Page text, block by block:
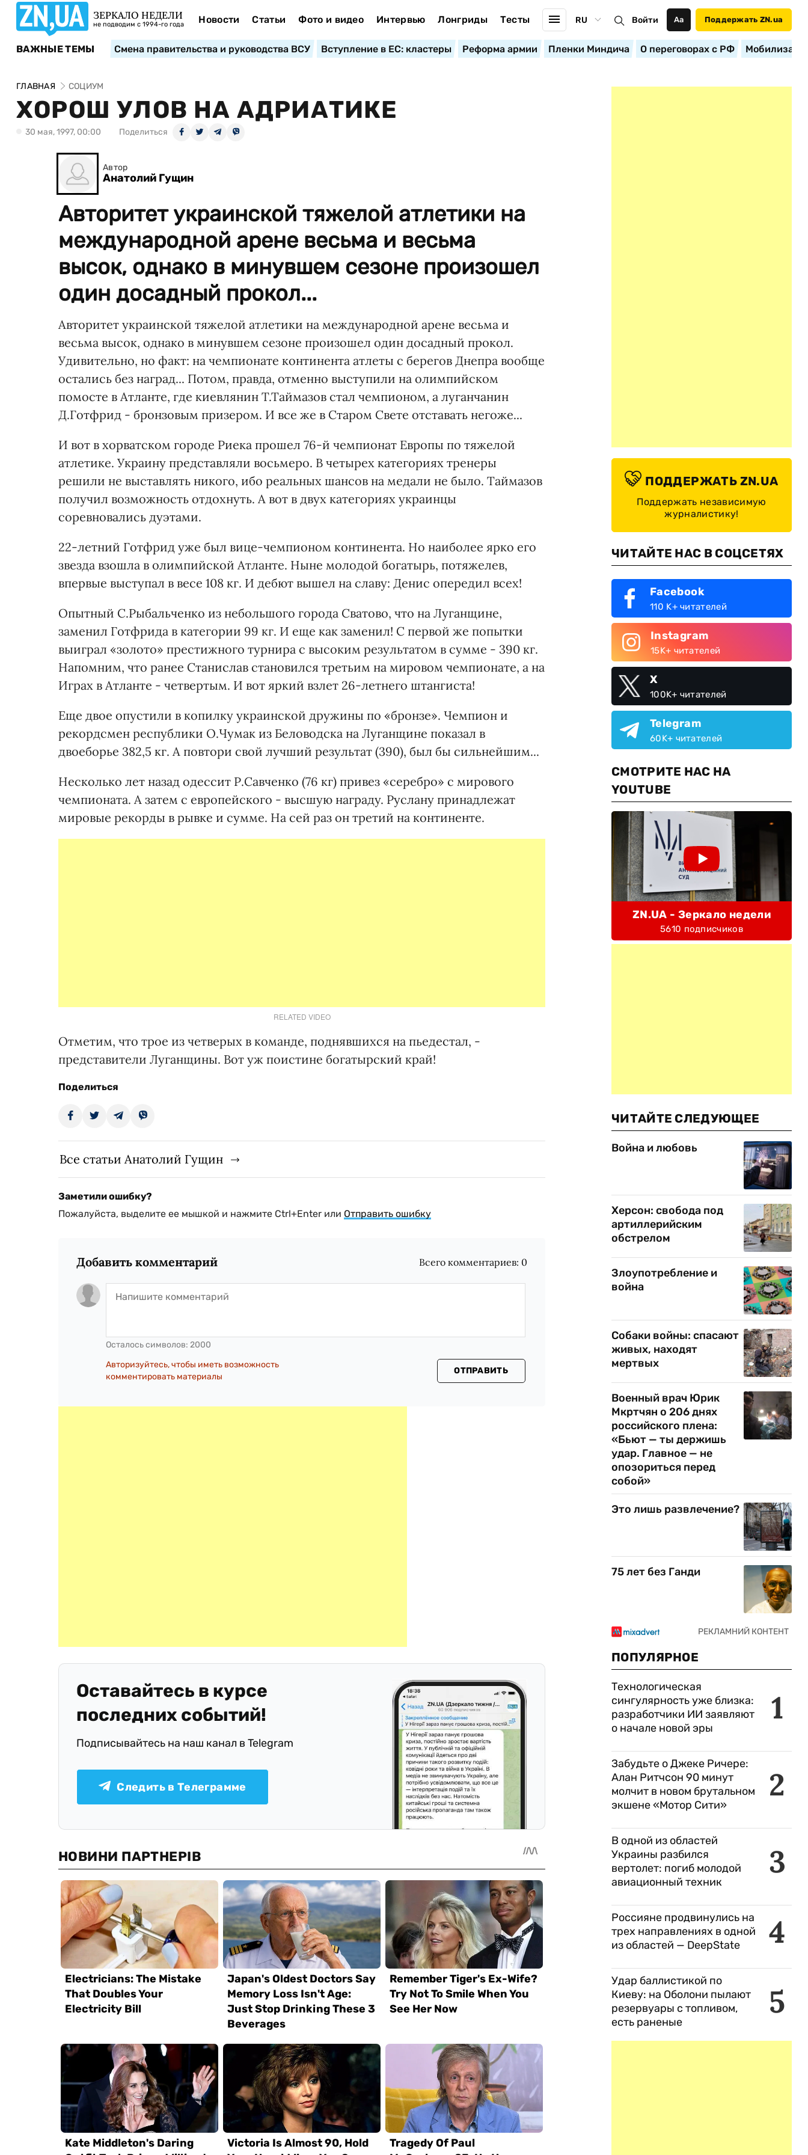
ЗЕРКАЛО НЕДЕЛИ
не подводим с 1994-го года Новости Статьи Фото и видео Интервью Лонгриды Тесты RU Войти Аа Поддержать ZN.ua
ВАЖНЫЕ ТЕМЫ Смена правительства и руководства ВСУ Вступление в ЕС: кластеры Реформа армии Пленки Миндича О переговорах с РФ
ГЛАВНАЯ СОЦИУМ
ХОРОШ УЛОВ НА АДРИАТИКЕ
30 мая, 1997, 00:00 Поделиться
Автор
Анатолий Гущин
Авторитет украинской тяжелой атлетики на
международной арене весьма и весьма
высок, однако в минувшем сезоне произошел
один досадный прокол...
Авторитет украинской тяжелой атлетики на международной арене весьма и
весьма высок, однако в минувшем сезоне произошел один досадный прокол.
Удивительно, но факт: на чемпионате континента атлеты с берегов Днепра вообще
остались без наград... Потом, правда, отменно выступили на олимпийском
помосте в Атланте, где киевлянин Т.Таймазов стал чемпионом, а луганчанин
Д.Готфрид - бронзовым призером. И все же в Старом Свете отставать негоже...
И вот в хорватском городе Риека прошел 76-й чемпионат Европы по тяжелой
атлетике. Украину представляли восьмеро. В четырех категориях тренеры
решили не выставлять никого, ибо реальных шансов на медали не было. Таймазов
получил возможность отдохнуть. А вот в двух категориях украинцы
соревновались дуэтами.
22-летний Готфрид уже был вице-чемпионом континента. Но наиболее ярко его
звезда взошла в олимпийской Атланте. Ныне молодой богатырь, потяжелев,
впервые выступал в весе 108 кг. И дебют вышел на славу: Денис опередил всех!
Опытный С.Рыбальченко из небольшого города Сватово, что на Луганщине,
заменил Готфрида в категории 99 кг. И еще как заменил! С первой же попытки
выиграл «золото» престижного турнира с высоким результатом в сумме - 390 кг.
Напомним, что ранее Станислав становился третьим на мировом чемпионате, а на
Играх в Атланте - четвертым. И вот яркий взлет 26-летнего штангиста!
Еще двое опустили в копилку украинской дружины по «бронзе». Чемпион и
рекордсмен республики О.Чумак из Беловодска на Луганщине показал в
двоеборье 382,5 кг. А повтори свой лучший результат (390), был бы сильнейшим...
Несколько лет назад одессит Р.Савченко (76 кг) привез «серебро» с мирового
чемпионата. А затем с европейского - высшую награду. Руслану принадлежат
мировые рекорды в рывке и сумме. На сей раз он третий на континенте.
RELATED VIDEO
Отметим, что трое из четверых в команде, поднявшихся на пьедестал, -
представители Луганщины. Вот уж поистине богатырский край!
Поделиться
Все статьи Анатолий Гущин
Заметили ошибку?
Пожалуйста, выделите ее мышкой и нажмите Ctrl+Enter или Отправить ошибку
Добавить комментарий Всего комментариев: 0
Осталось символов: 2000
Авторизуйтесь, чтобы иметь возможность
комментировать материалы
ОТПРАВИТЬ
Оставайтесь в курсе
последних событий!
Подписывайтесь на наш канал в Telegram
Следить в Телеграмме
ПОДДЕРЖАТЬ ZN.UA
Поддержать независимую
журналистику!
ЧИТАЙТЕ НАС В СОЦСЕТЯХ
Facebook
110 K+ читателей
Instagram
15K+ читателей
X
100K+ читателей
Telegram
60K+ читателей
СМОТРИТЕ НАС НА
YOUTUBE
ZN.UA - Зеркало недели
5610 подписчиков
ЧИТАЙТЕ СЛЕДУЮЩЕЕ
Война и любовь
Херсон: свобода под
артиллерийским
обстрелом
Злоупотребление и
война
Собаки войны: спасают
живых, находят
мертвых
Военный врач Юрик
Мкртчян о 206 днях
российского плена:
«Бьют — ты держишь
удар. Главное — не
опозориться перед
собой»
Это лишь развлечение?
75 лет без Ганди
ПОПУЛЯРНОЕ
1
Технологическая
сингулярность уже близка:
разработчики ИИ заявляют
о начале новой эры
2
Забудьте о Джеке Ричере:
Алан Ритчсон 90 минут
молчит в новом брутальном
экшене «Мотор Сити»
3
В одной из областей
Украины разбился
вертолет: погиб молодой
авиационный техник
4
Россияне продвинулись на
трех направлениях в одной
из областей — DeepState
5
Удар баллистикой по
Киеву: на Оболони пылают
резервуары с топливом,
есть раненые